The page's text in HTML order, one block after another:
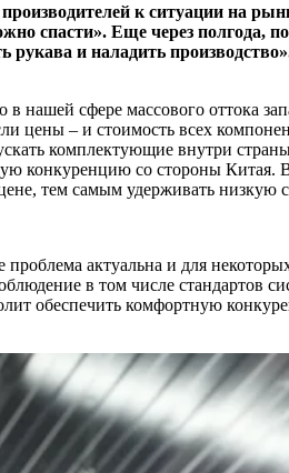
к ситуации на
спасти». Еще через полгода,
и наладить
в нашей сфере массового
цены – и стоимость всех
комплектующие внутри
конкуренцию со стороны
тем самым удерживать
актуальна и для
в том числе
обеспечить комфортную